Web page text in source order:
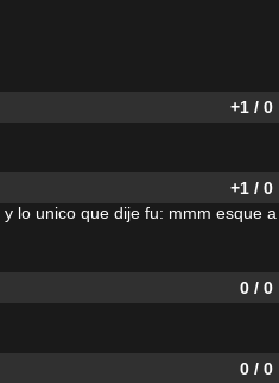
+1 / 0
+1 / 0
lo unico que dije fu: mmm esque a
0 / 0
0 / 0